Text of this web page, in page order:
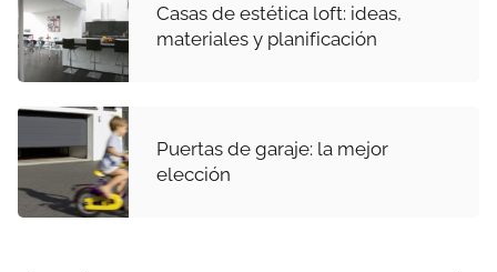
Casas de estética loft: ideas,
materiales y planificación
Puertas de garaje: la mejor
elección